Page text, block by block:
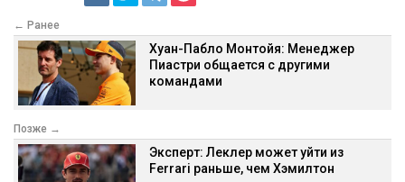
← Ранее
Хуан-Пабло Монтойя: Менеджер
Пиастри общается с другими
командами
Позже →
Эксперт: Леклер может уйти из
Ferrari раньше, чем Хэмилтон